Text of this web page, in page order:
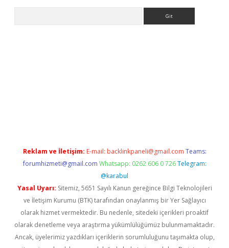
Reklam ve İletişim: E-mail: backlinkpaneli@gmail.com Teams:
forumhizmeti@gmail.com Whatsapp: 0262 606 0 726 Telegram:
@karabul
Yasal Uyarı: Sitemiz, 5651 Sayılı Kanun gereğince Bilgi Teknolojileri
ve İletişim Kurumu (BTK) tarafından onaylanmış bir Yer Sağlayıcı
olarak hizmet vermektedir. Bu nedenle, sitedeki içerikleri proaktif
olarak denetleme veya araştırma yükümlülüğümüz bulunmamaktadır.
Ancak, üyelerimiz yazdıkları içeriklerin sorumluluğunu taşımakta olup,